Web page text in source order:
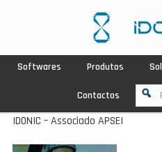
Softwares Produtos
Contactos
IDONIC – Associado APSEI